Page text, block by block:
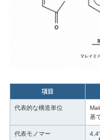
項目
代表的な構造単位
基
代表モノマー